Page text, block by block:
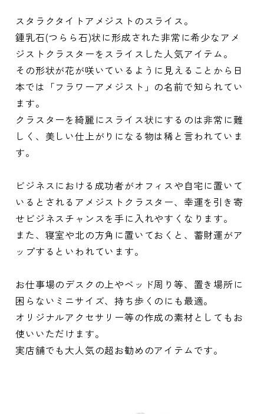
スタラクタイトアメジストのスライス。
鍾乳石(つらら石)状に形成された非常に希少なアメ
ジストクラスターをスライスした人気アイテム。
その形状が花が咲いているように見えることから日
本では「フラワーアメジスト」の名前で知られてい
ます。
クラスターを綺麗にスライス状にするのは非常に難
しく、美しい仕上がりになる物は稀と言われていま
す。
ビジネスにおける成功者がオフィスや自宅に置いて
いるとされるアメジストクラスター、幸運を引き寄
せビジネスチャンスを手に入れやすくなります。
また、寝室や北の方角に置いておくと、蓄財運がア
ップするといわれています。
お仕事場のデスクの上やベッド周り等、置き場所に
困らないミニサイズ、持ち歩くのにも最適。
オリジナルアクセサリー等の作成の素材としてもお
使いいただけます。
実店舗でも大人気の超お勧めのアイテムです。